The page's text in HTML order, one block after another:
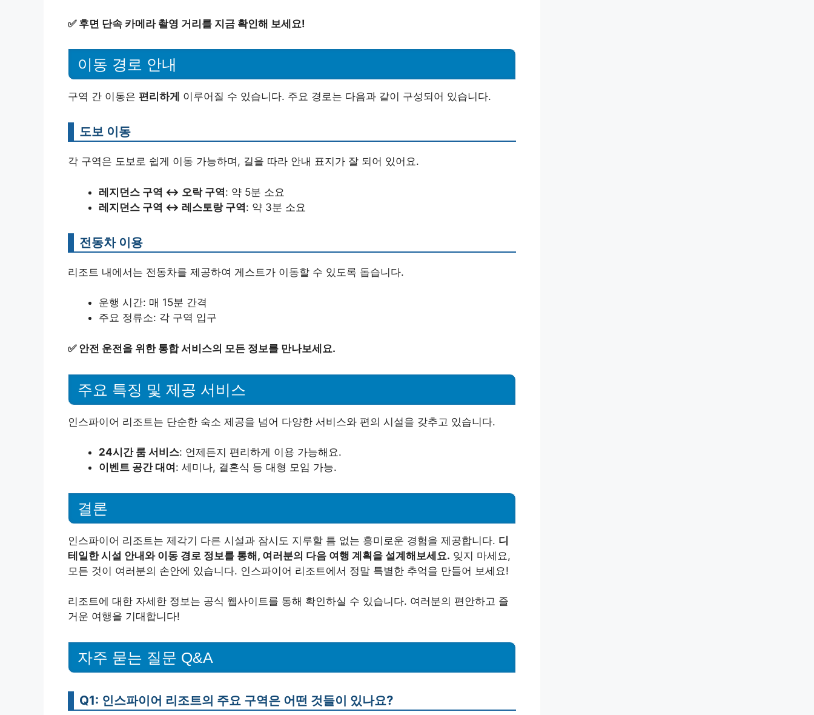
✅ 후면 단속 카메라 촬영 거리를 지금 확인해 보세요!
이동 경로 안내
구역 간 이동은 편리하게 이루어질 수 있습니다. 주요 경로는 다음과 같이 구성되어 있습니다.
도보 이동
각 구역은 도보로 쉽게 이동 가능하며, 길을 따라 안내 표지가 잘 되어 있어요.
레지던스 구역 ↔ 오락 구역: 약 5분 소요
레지던스 구역 ↔ 레스토랑 구역: 약 3분 소요
전동차 이용
리조트 내에서는 전동차를 제공하여 게스트가 이동할 수 있도록 돕습니다.
운행 시간: 매 15분 간격
주요 정류소: 각 구역 입구
✅ 안전 운전을 위한 통합 서비스의 모든 정보를 만나보세요.
주요 특징 및 제공 서비스
인스파이어 리조트는 단순한 숙소 제공을 넘어 다양한 서비스와 편의 시설을 갖추고 있습니다.
24시간 룸 서비스: 언제든지 편리하게 이용 가능해요.
이벤트 공간 대여 : 세미나, 결혼식 등 대형 모임 가능.
결론
인스파이어 리조트는 제각기 다른 시설과 잠시도 지루할 틈 없는 흥미로운 경험을 제공합니다. 디
테일한 시설 안내와 이동 경로 정보를 통해, 여러분의 다음 여행 계획을 설계해보세요. 잊지 마세요,
모든 것이 여러분의 손안에 있습니다. 인스파이어 리조트에서 정말 특별한 추억을 만들어 보세요!
리조트에 대한 자세한 정보는 공식 웹사이트를 통해 확인하실 수 있습니다. 여러분의 편안하고 즐
거운 여행을 기대합니다!
자주 묻는 질문 Q&A
Q1: 인스파이어 리조트의 주요 구역은 어떤 것들이 있나요?